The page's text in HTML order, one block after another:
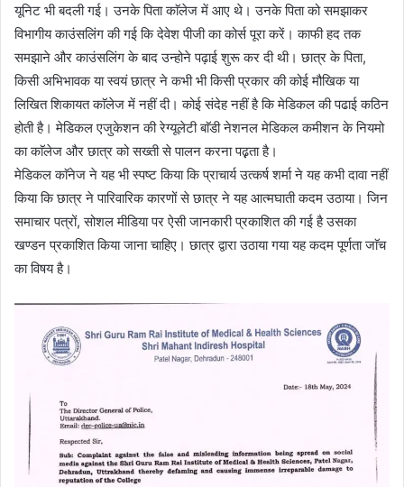
यूनिट भी बदली गई। उनके पिता काॅलेज में आए थे। उनके पिता को समझाकर
विभागीय काउंसलिंग की गई कि देवेश पीजी का कोर्स पूरा करें। काफी हद तक
समझाने और काउंसलिंग के बाद उन्होने पढ़ाई शुरू कर दी थी। छात्र के पिता,
किसी अभिभावक या स्वयं छात्र ने कभी भी किसी प्रकार की कोई मौखिक या
लिखित शिकायत काॅलेज में नहीं दी। कोई संदेह नहीं है कि मेडिकल की पढाई कठिन
होती है। मेडिकल एजुकेशन की रेग्यूलेटी बाॅडी नेशनल मेडिकल कमीशन के नियमो
का काॅलेज और छात्र को सख्ती से पालन करना पढ़़ता है।
मेडिकल काॅनेज ने यह भी स्पष्ट किया कि प्राचार्य उत्कर्ष शर्मा ने यह कभी दावा नहीं
किया कि छात्र ने पारिवारिक कारणों से छात्र ने यह आत्मघाती कदम उठाया। जिन
समाचार पत्रों, सोशल मीडिया पर ऐसी जानकारी प्रकाशित की गई है उसका
खण्डन प्रकाशित किया जाना चाहिए। छात्र द्वारा उठाया गया यह कदम पूर्णता जाॅच
का विषय है।